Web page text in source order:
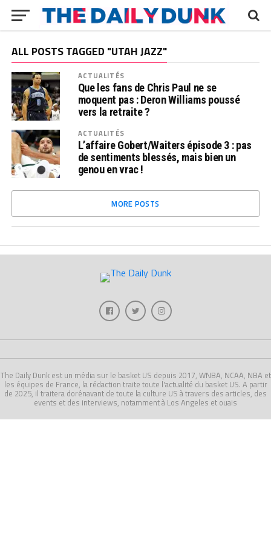
ALL POSTS TAGGED "UTAH JAZZ"
ACTUALITÉS
Que les fans de Chris Paul ne se
moquent pas : Deron Williams poussé
vers la retraite ?
ACTUALITÉS
L’affaire Gobert/Waiters épisode 3 : pas
de sentiments blessés, mais bien un
genou en vrac !
MORE POSTS
The Daily Dunk est un média sur le basket US depuis 2017, WNBA, NCAA, NBA et
les équipes de France, la rédaction traite toute l'actualité du basket US. A partir
de 2025, il traitera dorénavant de toute la culture US à travers des articles, des
events et des interviews, notamment à Los Angeles et ouais